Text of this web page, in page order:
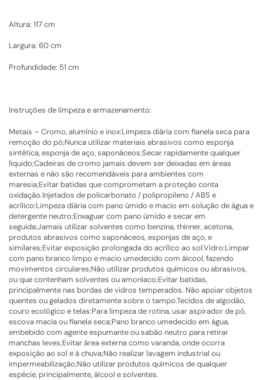
Altura: 117 cm
Largura: 60 cm
Profundidade: 51 cm
Instruções de limpeza e armazenamento:
Metais – Cromo, alumínio e inox:Limpeza diária com flanela seca para
remoção do pó;Nunca utilizar materiais abrasivos como esponja
sintética, esponja de aço, saponáceos;Secar rapidamente qualquer
líquido;Cadeiras de cromo jamais devem ser deixadas em áreas
externas e não são recomendáveis para ambientes com
maresia;Evitar batidas que comprometam a proteção conta
oxidação.Injetados de policarbonato / polipropileno / ABS e
acrílico:Limpeza diária com pano úmido e macio em solução de água e
detergente neutro;Enxaguar com pano úmido e secar em
seguida;Jamais utilizar solventes como benzina, thinner, acetona,
produtos abrasivos como saponáceos, esponjas de aço, e
similares;Evitar exposição prolongada do acrílico ao sol.Vidro:Limpar
com pano branco limpo e macio umedecido com álcool, fazendo
movimentos circulares;Não utilizar produtos químicos ou abrasivos,
ou que contenham solventes ou amoníaco;Evitar batidas,
principalmente nas bordas de vidros temperados. Não apoiar objetos
quentes ou gelados diretamente sobre o tampo.Tecidos de algodão,
couro ecológico e telas:Para limpeza de rotina, usar aspirador de pó,
escova macia ou flanela seca;Pano branco umedecido em água,
embebido com agente espumante ou sabão neutro para retirar
manchas leves;Evitar área externa como varanda, onde ocorra
exposição ao sol e à chuva;Não realizar lavagem industrial ou
impermeabilização;Não utilizar produtos químicos de qualquer
espécie, principalmente, álcool e solventes.